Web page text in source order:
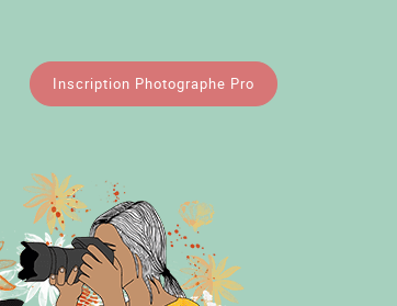
Inscription Photographe Pro